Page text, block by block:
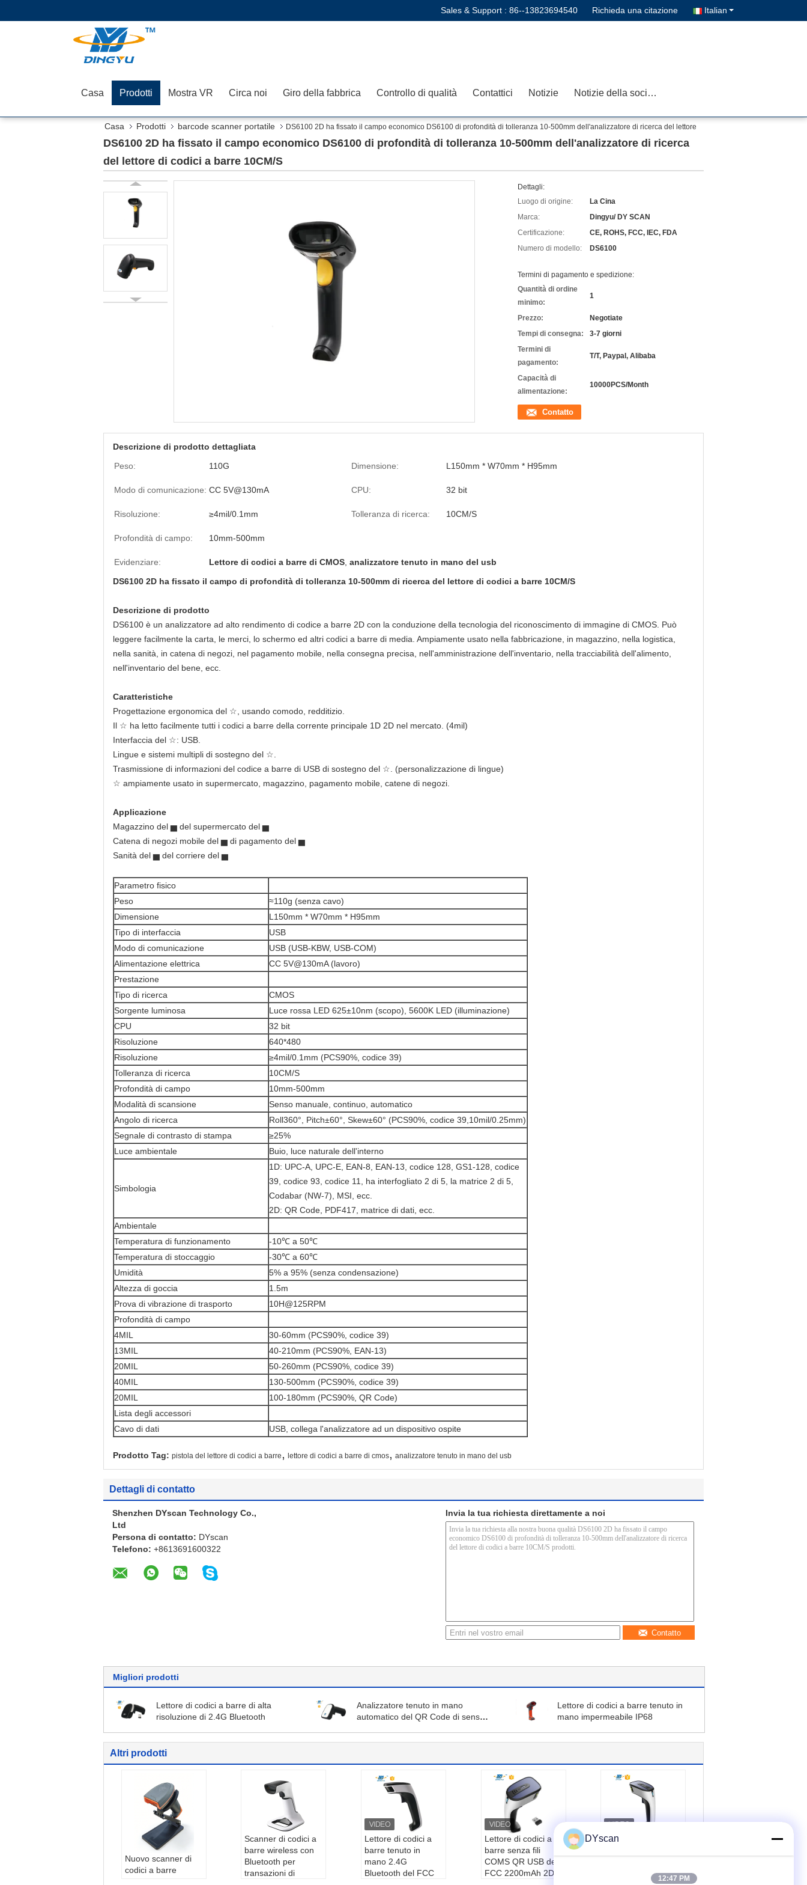
Sales & Support : 86--13823694540 Richieda una citazione Italian
Casa Prodotti Mostra VR Circa noi Giro della fabbrica Controllo di qualità Contattici Notizie Notizie della società
Casa Prodotti barcode scanner portatile
DS6100 2D ha fissato il campo economico DS6100 di profondità di tolleranza 10-500mm dell'analizzatore di ricerca del lettore
di codici a barre 10CM/S
DS6100 2D ha fissato il campo economico DS6100 di profondità di tolleranza 10-500mm dell'analizzatore di ricerca
del lettore di codici a barre 10CM/S
Dettagli:
Luogo di origine:
La Cina
Marca:
Dingyu/ DY SCAN
Certificazione:
CE, ROHS, FCC, IEC, FDA
Numero di modello:
DS6100
Termini di pagamento e spedizione:
Quantità di ordine
minimo:
1
Prezzo:
Negotiate
Tempi di consegna:
3-7 giorni
Termini di
pagamento:
T/T, Paypal, Alibaba
Capacità di
alimentazione:
10000PCS/Month
Contatto
Descrizione di prodotto dettagliata
Peso:
110G Dimensione: L150mm * W70mm * H95mm
Modo di comunicazione: CC 5V@130mA CPU: 32 bit
Risoluzione: ≥4mil/0.1mm Tolleranza di ricerca: 10CM/S
Profondità di campo: 10mm-500mm
Evidenziare: Lettore di codici a barre di CMOS analizzatore tenuto in mano del usb
DS6100 2D ha fissato il campo di profondità di tolleranza 10-500mm di ricerca del lettore di codici a barre 10CM/S
Descrizione di prodotto
DS6100 è un analizzatore ad alto rendimento di codice a barre 2D con la conduzione della tecnologia del riconoscimento di immagine di CMOS. Può
leggere facilmente la carta, le merci, lo schermo ed altri codici a barre di media. Ampiamente usato nella fabbricazione, in magazzino, nella logistica,
nella sanità, in catena di negozi, nel pagamento mobile, nella consegna precisa, nell'amministrazione dell'inventario, nella tracciabilità dell'alimento,
nell'inventario del bene, ecc.
Caratteristiche
Progettazione ergonomica del ☆, usando comodo, redditizio.
Il ☆ ha letto facilmente tutti i codici a barre della corrente principale 1D 2D nel mercato. (4mil)
Interfaccia del ☆: USB.
Lingue e sistemi multipli di sostegno del ☆.
Trasmissione di informazioni del codice a barre di USB di sostegno del ☆. (personalizzazione di lingue)
☆ ampiamente usato in supermercato, magazzino, pagamento mobile, catene di negozi.
Applicazione
Magazzino del ▅ del supermercato del ▅
Catena di negozi mobile del ▅ di pagamento del ▅
Sanità del ▅ del corriere del ▅
Parametro fisico
Peso
≈110g (senza cavo)
Dimensione
L150mm * W70mm * H95mm
Tipo di interfaccia
USB
Modo di comunicazione
USB (USB-KBW, USB-COM)
Alimentazione elettrica
CC 5V@130mA (lavoro)
Prestazione
Tipo di ricerca
CMOS
Sorgente luminosa
Luce rossa LED 625±10nm (scopo), 5600K LED (illuminazione)
CPU
32 bit
Risoluzione
640*480
Risoluzione
≥4mil/0.1mm (PCS90%, codice 39)
Tolleranza di ricerca
10CM/S
Profondità di campo
10mm-500mm
Modalità di scansione
Senso manuale, continuo, automatico
Angolo di ricerca
Roll360°, Pitch±60°, Skew±60° (PCS90%, codice 39,10mil/0.25mm)
Segnale di contrasto di stampa
≥25%
Luce ambientale
Buio, luce naturale dell'interno
Simbologia
1D: UPC-A, UPC-E, EAN-8, EAN-13, codice 128, GS1-128, codice
39, codice 93, codice 11, ha interfogliato 2 di 5, la matrice 2 di 5,
Codabar (NW-7), MSI, ecc.
2D: QR Code, PDF417, matrice di dati, ecc.
Ambientale
Temperatura di funzionamento
-10℃ a 50℃
Temperatura di stoccaggio
-30℃ a 60℃
Umidità
5% a 95% (senza condensazione)
Altezza di goccia
1.5m
Prova di vibrazione di trasporto
10H@125RPM
Profondità di campo
4MIL
30-60mm (PCS90%, codice 39)
13MIL
40-210mm (PCS90%, EAN-13)
20MIL
50-260mm (PCS90%, codice 39)
40MIL
130-500mm (PCS90%, codice 39)
20MIL
100-180mm (PCS90%, QR Code)
Lista degli accessori
Cavo di dati
USB, collega l'analizzatore ad un dispositivo ospite
Prodotto Tag: pistola del lettore di codici a barre , lettore di codici a barre di cmos, analizzatore tenuto in mano del usb
Dettagli di contatto
Shenzhen DYscan Technology Co.,
Ltd
Persona di contatto: DYscan
Telefono: +8613691600322
Invia la tua richiesta direttamente a noi
Contatto
Migliori prodotti
Lettore di codici a barre di alta
risoluzione di 2.4G Bluetooth
Analizzatore tenuto in mano
automatico del QR Code di senso
Lettore di codici a barre tenuto in
mano impermeabile IP68
Altri prodotti
Nuovo scanner di
codici a barre
Scanner di codici a
barre wireless con
Bluetooth per
transazioni di
Lettore di codici a
barre tenuto in
mano 2.4G
Bluetooth del FCC
Lettore di codici a
barre senza fili
COMS QR USB del
FCC 2200mAh 2D
32 il lettore di codici
DYscan
12:47 PM